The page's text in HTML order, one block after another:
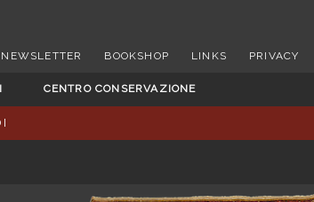
NEWSLETTER BOOKSHOP LINKS PRIVACY
CENTRO CONSERVAZIONE